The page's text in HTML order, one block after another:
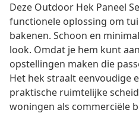
Deze Outdoor Hek Paneel
functionele oplossing om
bakenen. Schoon en
look. Omdat je hem kunt
opstellingen maken die
Het hek straalt eenvoudige
praktische ruimtelijke
woningen als commerciële